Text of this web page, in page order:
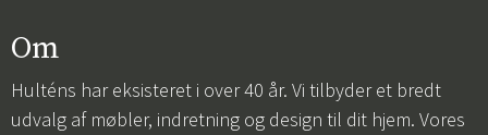
Om
Hulténs har eksisteret i over 40 år. Vi tilbyder et bredt
udvalg af møbler, indretning og design til dit hjem. Vores